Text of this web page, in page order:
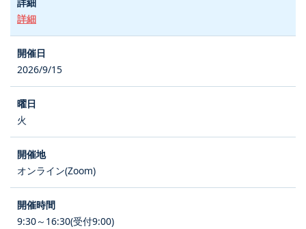
詳細
2026/9/15
火
オンライン(Zoom)
9:30～16:30(受付9:00)